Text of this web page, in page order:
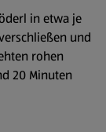
in etwa je
und
rohen
20 Minuten